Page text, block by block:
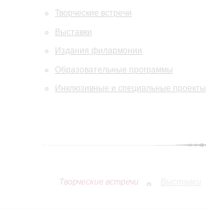
Творческие встречи
Выставки
Издания филармонии
Образовательные программы
Инклюзивные и специальные проекты
Творческие встречи